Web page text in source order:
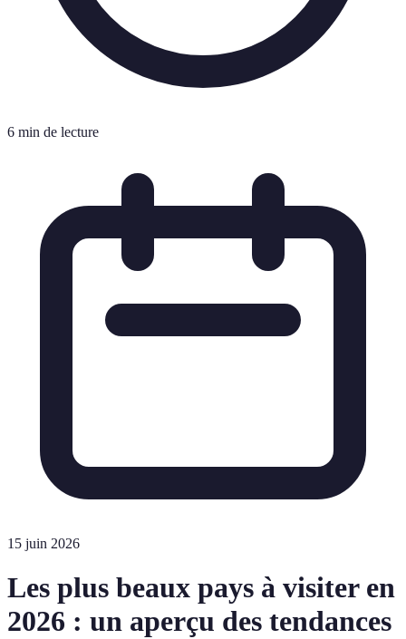
6 min de lecture
15 juin 2026
Les plus beaux pays à visiter en
2026 : un aperçu des tendances